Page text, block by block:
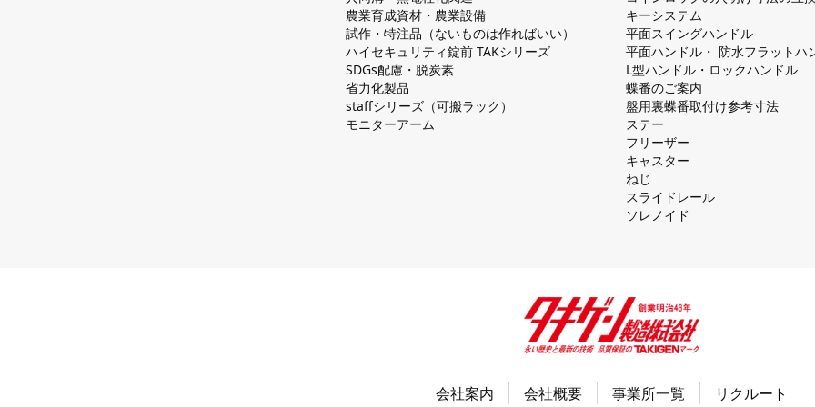
農業育成資材・農業設備
試作・特注品（ないものは作ればいい）
ハイセキュリティ錠前 TAKシリーズ
SDGs配慮・脱炭素
省力化製品
staffシリーズ（可搬ラック）
モニターアーム
キーシステム
平⾯スイングハンドル
平⾯ハンドル・ 防⽔フラットハ
L型ハンドル・ロックハンドル
蝶番のご案内
盤⽤裏蝶番取付け参考⼨法
ステー
フリーザー
キャスター
ねじ
スライドレール
ソレノイド
会社案内 会社概要 事業所一覧 リクルート